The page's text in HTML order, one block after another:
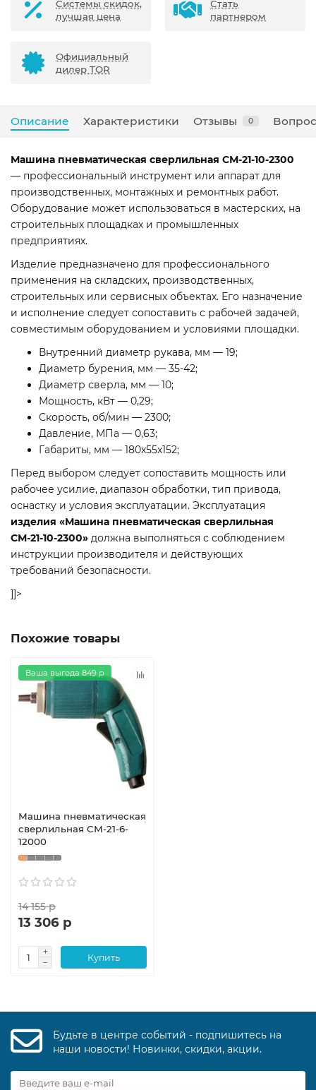
Системы скидок,
лучшая цена
Стать
партнером
Официальный
дилер TOR
Описание Характеристики Отзывы 0
Машина пневматическая сверлильная СМ-21-10-2300
— профессиональный инструмент или аппарат для
производственных, монтажных и ремонтных работ.
Оборудование может использоваться в мастерских, на
строительных площадках и промышленных
предприятиях.
Изделие предназначено для профессионального
применения на складских, производственных,
строительных или сервисных объектах. Его назначение
и исполнение следует сопоставить с рабочей задачей,
совместимым оборудованием и условиями площадки.
Внутренний диаметр рукава, мм — 19;
Диаметр бурения, мм — 35-42;
Диаметр сверла, мм — 10;
Мощность, кВт — 0,29;
Скорость, об/мин — 2300;
Давление, МПа — 0,63;
Габариты, мм — 180х55х152;
Перед выбором следует сопоставить мощность или
рабочее усилие, диапазон обработки, тип привода,
оснастку и условия эксплуатации. Эксплуатация
изделия «Машина пневматическая сверлильная
СМ-21-10-2300» должна выполняться с соблюдением
инструкции производителя и действующих
требований безопасности.
]]>
Похожие товары
Ваша выгода 849 р
Машина пневматическая
сверлильная СМ-21-6-
12000
14 155 р
13 306 р
Купить
Будьте в центре событий - подпишитесь на
наши новости! Новинки, скидки, акции.